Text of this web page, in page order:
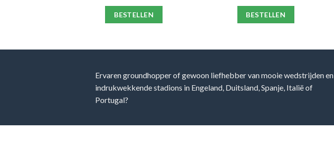
BESTELLEN BESTELLEN
Ervaren groundhopper of gewoon liefhebber van mooie wedstrijden en
indrukwekkende stadions in Engeland, Duitsland, Spanje, Italië of
Portugal?